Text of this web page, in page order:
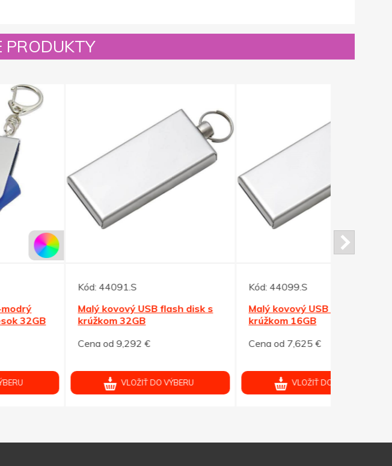
PRODUKTY
Malý kovový USB flash disk s
krúžkom 32GB
VLOŽIŤ DO VÝBERU
Malý kovový USB flash disk s
VLOŽIŤ DO VÝBERU